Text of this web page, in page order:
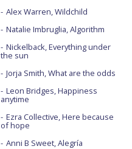
Alex Warren, Wildchild
Natalie Imbruglia, Algorithm
Nickelback, Everything under
the sun
Jorja Smith, What are the odds
Leon Bridges, Happiness
anytime
Ezra Collective, Here because
of hope
Anni B Sweet, Alegría